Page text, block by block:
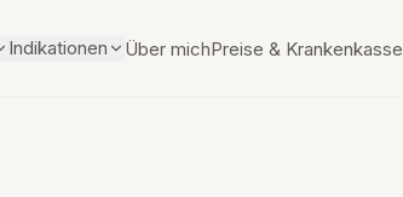
Indikationen Über michPreise & Krankenkasse